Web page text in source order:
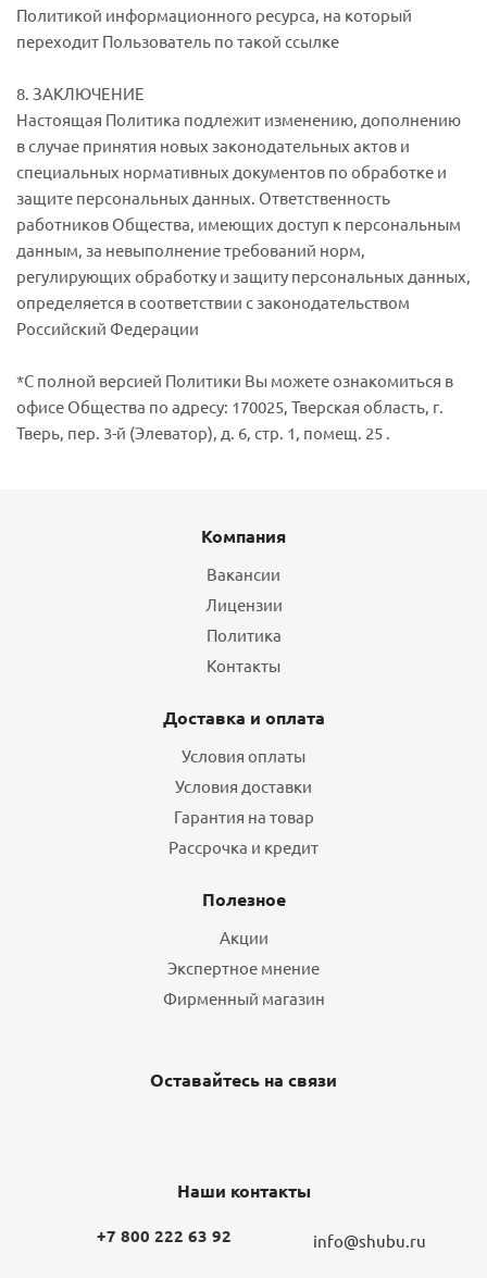
Политикой информационного ресурса, на который
переходит Пользователь по такой ссылке
8. ЗАКЛЮЧЕНИЕ
Настоящая Политика подлежит изменению, дополнению
в случае принятия новых законодательных актов и
специальных нормативных документов по обработке и
защите персональных данных. Ответственность
работников Общества, имеющих доступ к персональным
данным, за невыполнение требований норм,
регулирующих обработку и защиту персональных данных,
определяется в соответствии с законодательством
Российский Федерации
*С полной версией Политики Вы можете ознакомиться в
офисе Общества по адресу: 170025, Тверская область, г.
Тверь, пер. 3-й (Элеватор), д. 6, стр. 1, помещ. 25 .
Компания
Вакансии
Лицензии
Политика
Контакты
Доставка и оплата
Условия оплаты
Условия доставки
Гарантия на товар
Рассрочка и кредит
Полезное
Акции
Экспертное мнение
Фирменный магазин
Оставайтесь на связи
Наши контакты
+7 800 222 63 92 info@shubu.ru